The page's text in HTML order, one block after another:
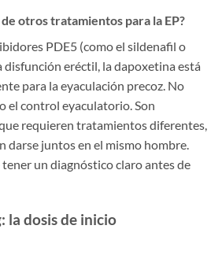
otros tratamientos para la EP?
PDE5 (como el sildenafil o
eréctil, la dapoxetina está
para la eyaculación precoz. No
el control eyaculatorio. Son
requieren tratamientos diferentes,
darse juntos en el mismo hombre.
un diagnóstico claro antes de
la dosis de inicio